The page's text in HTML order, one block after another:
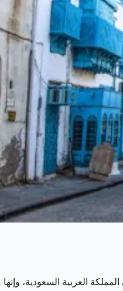
العربية السعودية،